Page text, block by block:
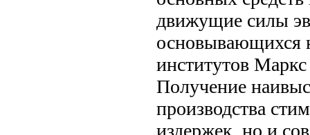
движущие силы
основывающихся
институтов Маркс
Получение
производства
издержек, но и